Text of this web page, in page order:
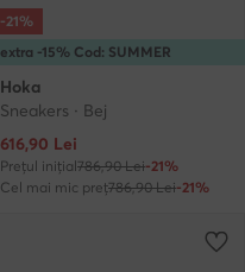
extra -15% Cod: SUMMER
-21%
Hoka
Sneakers · Bej
Prețul actual
616,90 Lei
Prețul inițial786,90 Lei-21%
Cel mai mic preț786,90 Lei-21%